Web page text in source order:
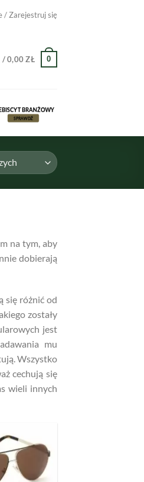
/ Zarejestruj się
/0,00ZŁ 0
na tym, aby
dobierają
się różnić od
zostały
jest
mu
Wszystko
cechują się
wieli innych